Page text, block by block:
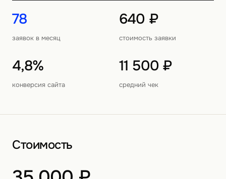
78
заявок в месяц
640 ₽
стоимость заявки
4,8%
конверсия сайта
11 500 ₽
средний чек
Стоимость